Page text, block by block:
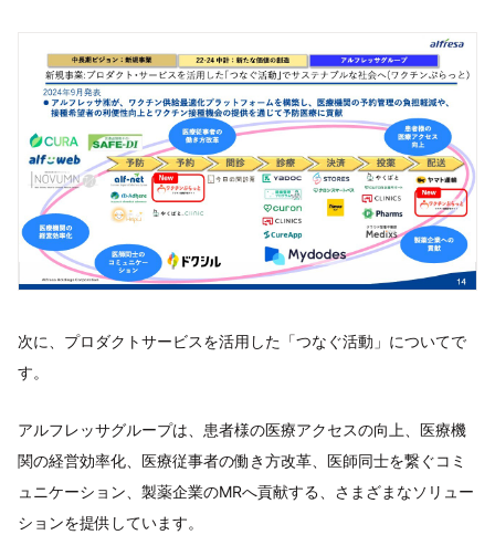
次に、プロダクトサービスを活用した「つなぐ活動」についてで
す。
アルフレッサグループは、患者様の医療アクセスの向上、医療機
関の経営効率化、医療従事者の働き方改革、医師同士を繋ぐコミ
ュニケーション、製薬企業のMRへ貢献する、さまざまなソリュー
ションを提供しています。